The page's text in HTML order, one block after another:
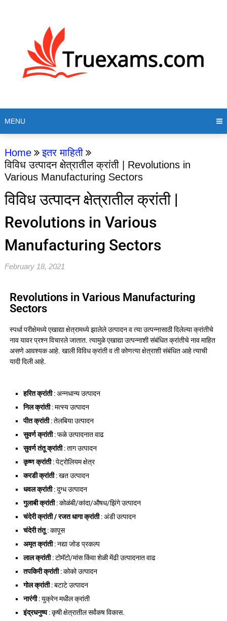
MENU
Home
इतर माहिती
विविध उत्पादन क्षेत्रातील क्रांती | Revolutions in
Various Manufacturing Sectors
विविध उत्पादन क्षेत्रातील क्रांती |
Revolutions in Various
Manufacturing Sectors
February 18, 2021
Revolutions in Various Manufacturing
Sectors
स्पर्धा परीक्षेमध्ये एखाद्या क्षेत्रामध्ये झालेले उत्पादन व त्या उत्पन्नासाठी दिलेल्या क्रांतीचे
नाव यावर प्रश्न विचारले जातात. त्यामुळे एखाद्या उत्पन्नाशी संबंधित क्रांतीचे नाव माहित
असणे आवश्यक आहे. खाली विविध क्रांती व ती कोणत्या क्षेत्राशी संबंधित आहे त्याची
यादी दिली आहे.
हरित क्रांती: अन्नधान्य उत्पादन
निल क्रांती: मत्स्य उत्पादन
पीत क्रांती: तेलबिया उत्पादन
सुवर्ण क्रांती: फळे उत्पादनात वाढ
सुवर्ण तंतू क्रांती: ताग उत्पादन
कृष्ण क्रांती: पेट्रोलियम क्षेत्र
करडी क्रांती: खत उत्पादन
धवल क्रांती: दुग्ध उत्पादन
गुलाबी क्रांती: कोळंबी/कांदा/औषध/झिंगे उत्पादन
चंदेरी क्रांती / रजत धागा क्रांती: अंडी उत्पादन
चंदेरी तंतू: कापूस
अमृत क्रांती: नद्या जोड प्रकल्प
लाल क्रांती: टोमॅटो/मांस किंवा शेळी मेंढी उत्पादनात वाढ
तपकिरी क्रांती: कोको उत्पादन
गोल क्रांती: बटाटे उत्पादन
नारंगी: युक्रेन मधील क्रांती
इंद्रधनुष्य: कृषी क्षेत्रातील सर्वंकष विकास.